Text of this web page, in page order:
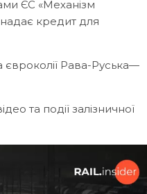
ЄС «Механізм
кредит для
євроколії Рава-Руська—
та події залізничної